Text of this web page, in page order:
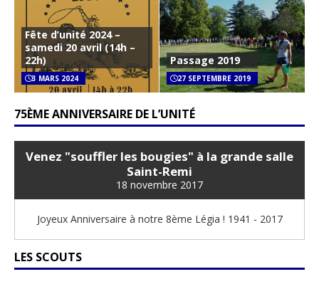
Fête d’unité 2024 –
samedi 20 avril (14h –
22h)
3 MARS 2024
Passage 2019
27 SEPTEMBRE 2019
75ÈME ANNIVERSAIRE DE L’UNITÉ
Venez "souffler les bougies" à la grande salle
Saint-Remi
18 novembre 2017
Joyeux Anniversaire à notre 8ème Légia ! 1941 - 2017
LES SCOUTS